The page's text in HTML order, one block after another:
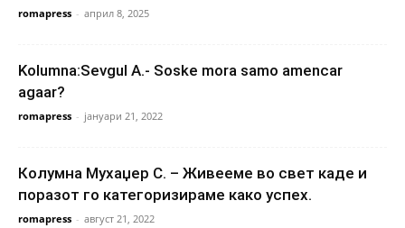
romapress - април 8, 2025
Kolumna:Sevgul A.- Soske mora samo amencar
agaar?
romapress - јануари 21, 2022
Колумна Мухаџер С. – Живееме во свет каде и
поразот го категоризираме како успех.
romapress - август 21, 2022